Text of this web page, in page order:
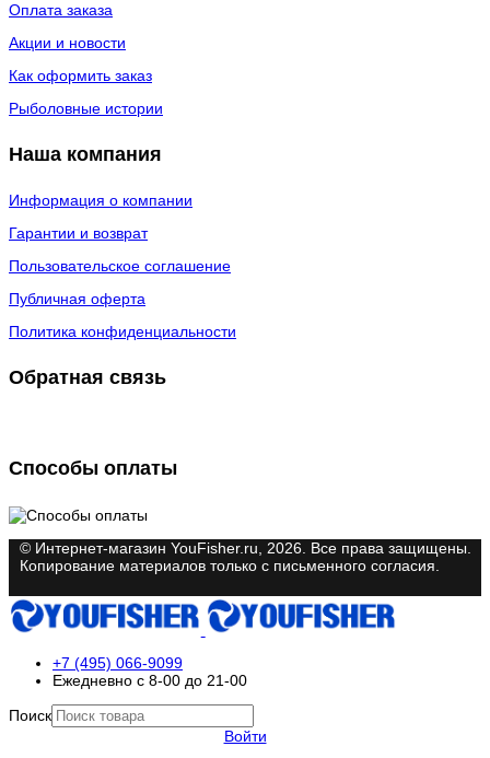
Оплата заказа
Акции и новости
Как оформить заказ
Рыболовные истории
Наша компания
Информация о компании
Гарантии и возврат
Пользовательское соглашение
Публичная оферта
Политика конфиденциальности
Обратная связь
Способы оплаты
© Интернет-магазин YouFisher.ru, 2026. Все права защищены.
Копирование материалов только с письменного согласия.
+7 (495) 066-9099
Ежедневно с 8-00 до 21-00
Поиск
Войти